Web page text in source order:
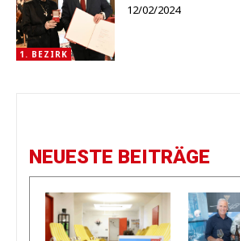
1. BEZIRK
12/02/2024
NEUESTE BEITRÄGE